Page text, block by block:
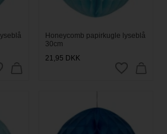
Honeycomb papirkugle lyseblå
30cm
21,95 DKK